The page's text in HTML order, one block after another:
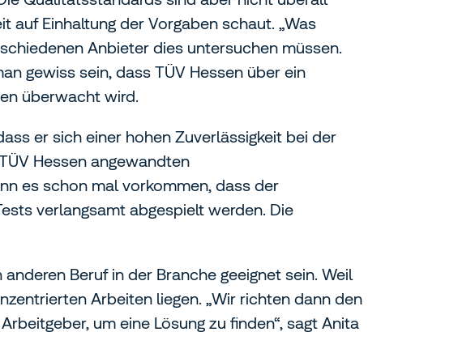
auf Einhaltung der Vorgaben schaut. „Was
Anbieter dies untersuchen müssen.
gewiss sein, dass TÜV Hessen über ein
überwacht wird.
er sich einer hohen Zuverlässigkeit bei der
Hessen angewandten
es schon mal vorkommen, dass der
verlangsamt abgespielt werden. Die
Beruf in der Branche geeignet sein. Weil
Arbeiten liegen. „Wir richten dann den
um eine Lösung zu finden“, sagt Anita